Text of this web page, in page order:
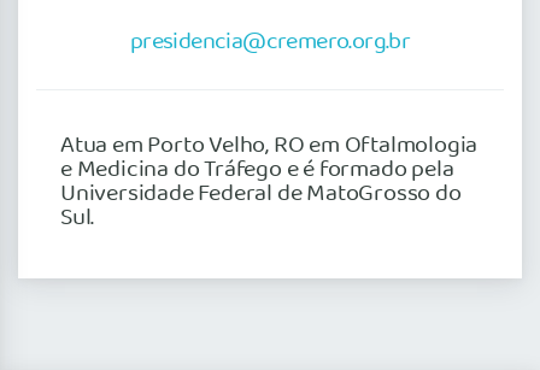
presidencia@cremero.org.br
Atua em Porto Velho, RO em Oftalmologia
e Medicina do Tráfego e é formado pela
Universidade Federal de MatoGrosso do
Sul.